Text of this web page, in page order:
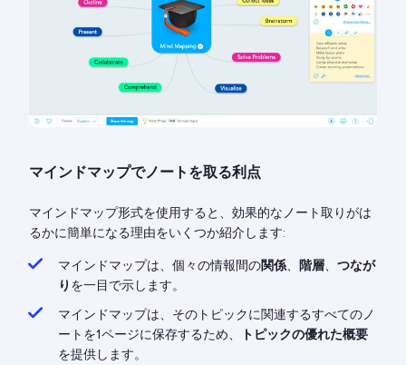
マインドマップでノートを取る利点
マインドマップ形式を使用すると、効果的なノート取りがは
るかに簡単になる理由をいくつか紹介します:
マインドマップは、個々の情報間の関係、 階層、 つなが
り を一目で示します。
マインドマップは、そのトピックに関連するすべてのノ
ートを1ページに保存するため、
トピックの優れた概要
を提供します。